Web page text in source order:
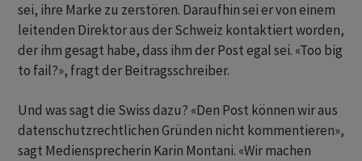
sei, ihre Marke zu zerstören. Daraufhin sei er von einem
leitenden Direktor aus der Schweiz kontaktiert worden,
der ihm gesagt habe, dass ihm der Post egal sei. «Too big
to fail?», fragt der Beitragsschreiber.
Und was sagt die Swiss dazu? «Den Post können wir aus
datenschutzrechtlichen Gründen nicht kommentieren»,
sagt Mediensprecherin Karin Montani. «Wir machen